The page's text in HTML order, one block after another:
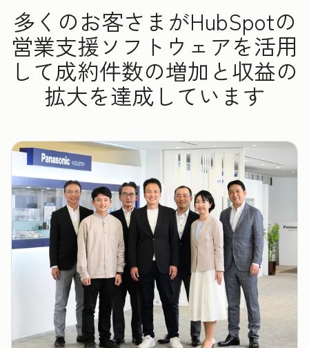
多くのお客さまがHubSpotの
営業支援ソフトウェアを活用
して成約件数の増加と収益の
拡大を達成しています